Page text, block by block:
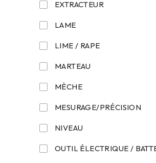
EXTRACTEUR
LAME
LIME / RAPE
MARTEAU
MÈCHE
MESURAGE/PRÉCISION
NIVEAU
OUTIL ÉLECTRIQUE /